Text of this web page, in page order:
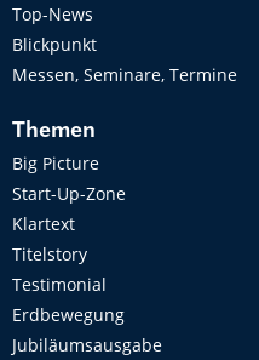
Top-News
Blickpunkt
Messen, Seminare, Termine
Themen
Big Picture
Start-Up-Zone
Klartext
Titelstory
Testimonial
Erdbewegung
Jubiläumsausgabe